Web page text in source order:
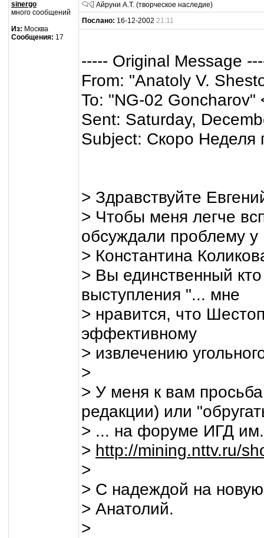
sinergo
много сообщений
Из: Москва
Сообщения: 17
Айруни А.Т. (творческое наследие)
Послано: 16-12-2002 21:11
----- Original Message
From: "Anatoly V.
To: "NG-02 Goncharov"
Sent: Saturday,
Subject: Скоро Неделя
> Здравствуйте
> Чтобы меня легче
обсуждали проблему у
> Константина
> Вы единственный
выступления "... мне
> нравится, что
эффективному
> извлечению
>
> У меня к вам
редакции) или
> ... на форуме ИГД
> http://mining.nttv.ru/
>
> С надеждой на новую
> Анатолий.
>